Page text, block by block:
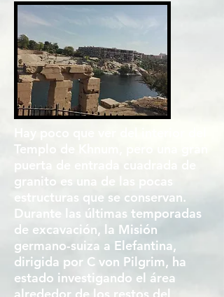
Templo de Khnum, pero una gran
granito es una de las pocas
estructuras que se conservan.
Durante las últimas temporadas
de excavación, la Misión
germano-suiza a Elefantina,
dirigida por C von Pilgrim, ha
estado investigando el área